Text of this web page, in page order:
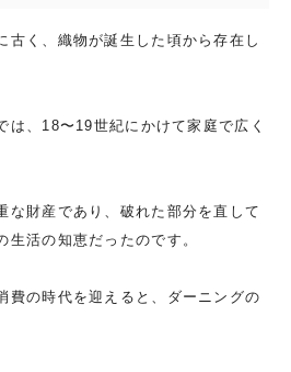
古く、織物が誕生した頃から存在し
は、18〜19世紀にかけて家庭で広く
な財産であり、破れた部分を直して
活の知恵だったのです。
費の時代を迎えると、ダーニングの